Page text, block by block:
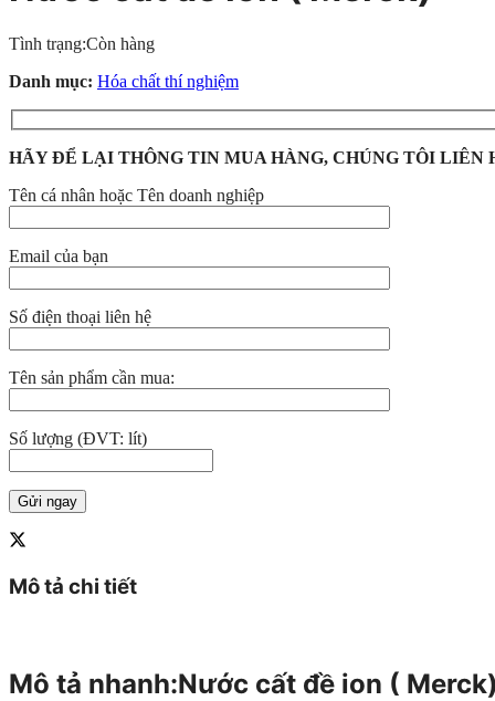
Tình trạng:Còn hàng
Danh mục: Hóa chất thí nghiệm
HÃY ĐỂ LẠI THÔNG TIN MUA HÀNG, CHÚNG TÔI LIÊN
Tên cá nhân hoặc Tên doanh nghiệp
Email của bạn
Số điện thoại liên hệ
Tên sản phẩm cần mua:
Số lượng (ĐVT: lít)
Mô tả chi tiết
Mô tả nhanh:Nước cất đề ion (